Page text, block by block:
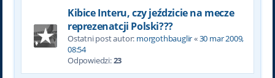
Kibice Interu, czy jeździcie na mecze
reprezenatcji Polski???
Ostatni post autor: morgothbauglir«30 mar 2009,
08:54
Odpowiedzi:23